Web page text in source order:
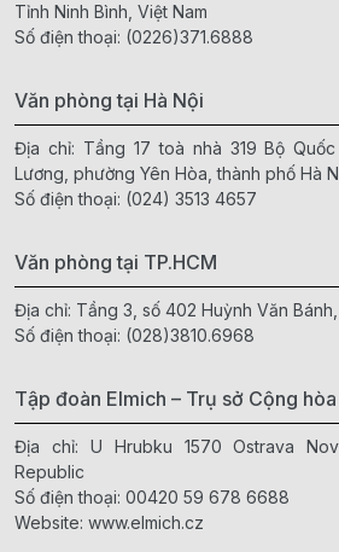
Tỉnh Ninh Bình, Việt Nam
Số điện thoại: (0226)371.6888
Văn phòng tại Hà Nội
Địa chỉ: Tầng 17 toà nhà 319 Bộ
Lương, phường Yên Hòa, thành phố Hà
Số điện thoại: (024) 3513 4657
Văn phòng tại TP.HCM
Địa chỉ: Tầng 3, số 402 Huỳnh Văn
Số điện thoại: (028)3810.6968
Tập đoàn Elmich – Trụ sở Cộng
Địa chỉ: U Hrubku 1570 Ostrava
Republic
Số điện thoại: 00420 59 678 6688
Website: www.elmich.cz